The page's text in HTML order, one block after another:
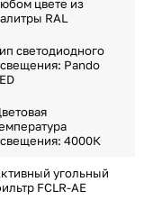
цвете из
RAL
светодиодного
Pando
4000К
угольный
FCLR-AE